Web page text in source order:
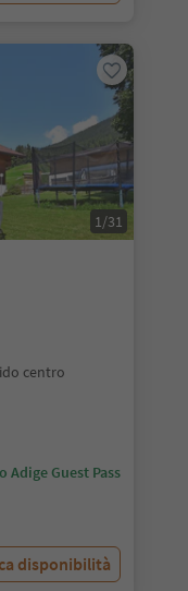
1/31
centro
Adige Guest Pass
disponibilità